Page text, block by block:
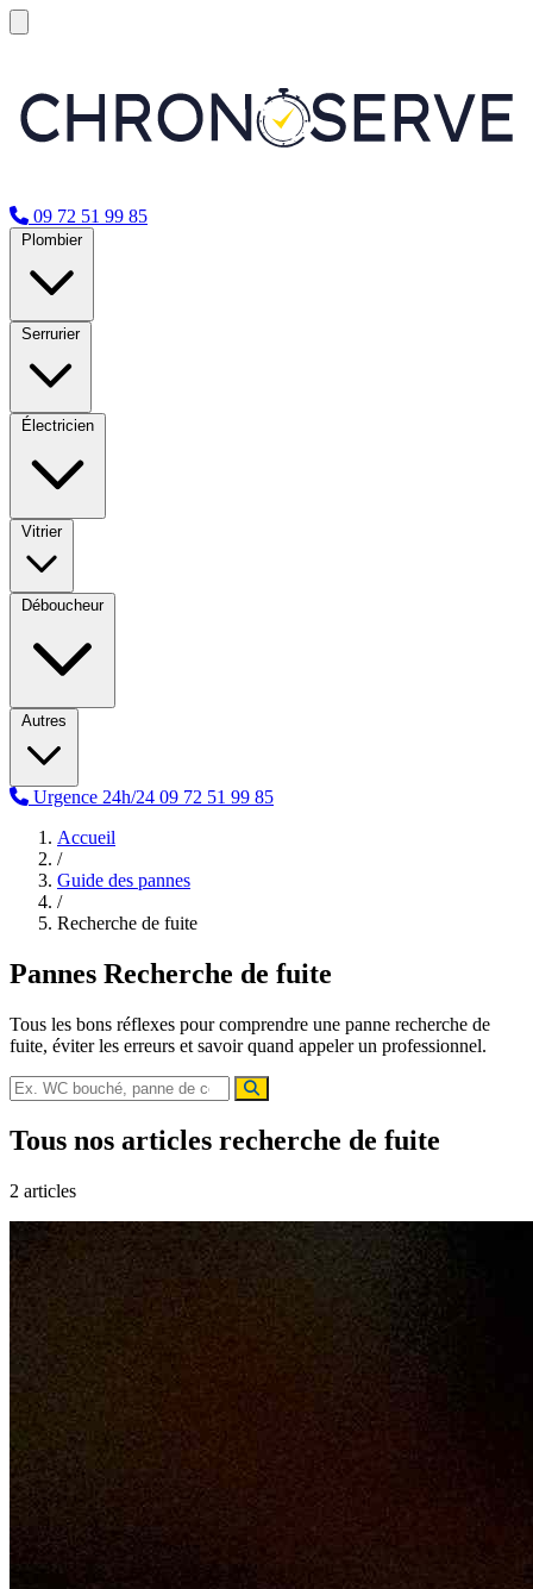
09 72 51 99 85
Plombier
Serrurier
Électricien
Vitrier
Déboucheur
Autres
Urgence 24h/24 09 72 51 99 85
Accueil
/
Guide des pannes
/
Recherche de fuite
Pannes Recherche de fuite
Tous les bons réflexes pour comprendre une panne recherche de
fuite, éviter les erreurs et savoir quand appeler un professionnel.
Rechercher une panne
Rechercher
Tous nos articles recherche de fuite
2 articles